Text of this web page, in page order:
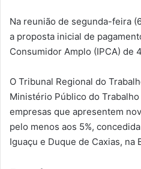
Na reunião de segunda-feira
a proposta inicial de
Consumidor Amplo (IPCA) de
O Tribunal Regional do
Ministério Público do
empresas que apresentem
pelo menos aos 5%,
Iguaçu e Duque de Caxias, na